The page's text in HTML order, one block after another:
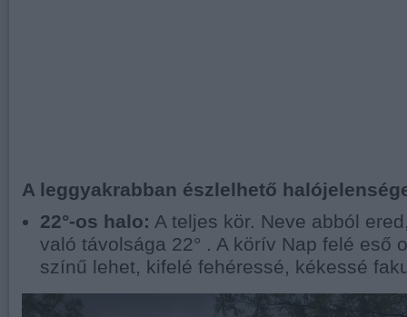
A leggyakrabban észlelhető
22°-os halo: A teljes kör. Neve abból
való távolsága 22° . A körív Nap felé eső
színű lehet, kifelé fehéressé, kékessé